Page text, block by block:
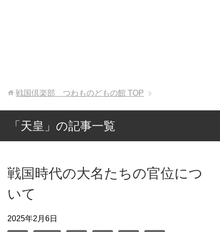
戦国倶楽部 つわものどもの館 TOP
「天皇」の記事一覧
戦国時代の大名たちの官位につ
いて
2025年2月6日